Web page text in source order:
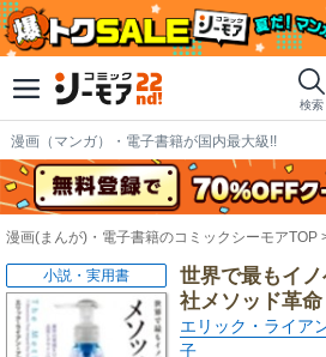
検索
漫画（マンガ）・電子書籍が国内最大級!!
漫画(まんが)・電子書籍のコミックシーモアTOP
世界で最もイ
社メソッド革命
エリック・ライア
子
小説・実用書